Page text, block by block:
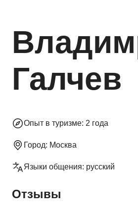
Галчев
Опыт в туризме: 2 года
Город: Москва
Языки общения: русский
Отзывы